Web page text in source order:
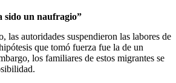
sido un naufragio”
las autoridades suspendieron las labores de
que tomó fuerza fue la de un
los familiares de estos migrantes se